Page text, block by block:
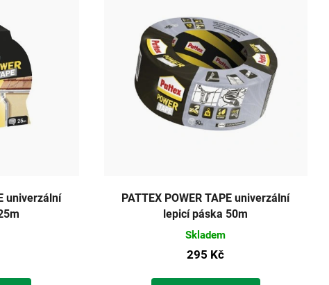
univerzální
PATTEX POWER TAPE univerzální
lepicí páska 50m
Skladem
295 Kč